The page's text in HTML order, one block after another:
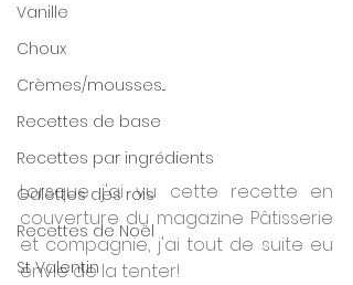
Vanille
Choux
Crèmes/mousses...
Recettes de base
Recettes par ingrédients
Galettes des rois
Recettes de Noël
St Valentin
Lorsque j'ai vu cette recette en
couverture du magazine Pâtisserie
et compagnie, j'ai tout de suite eu
envie de la tenter!